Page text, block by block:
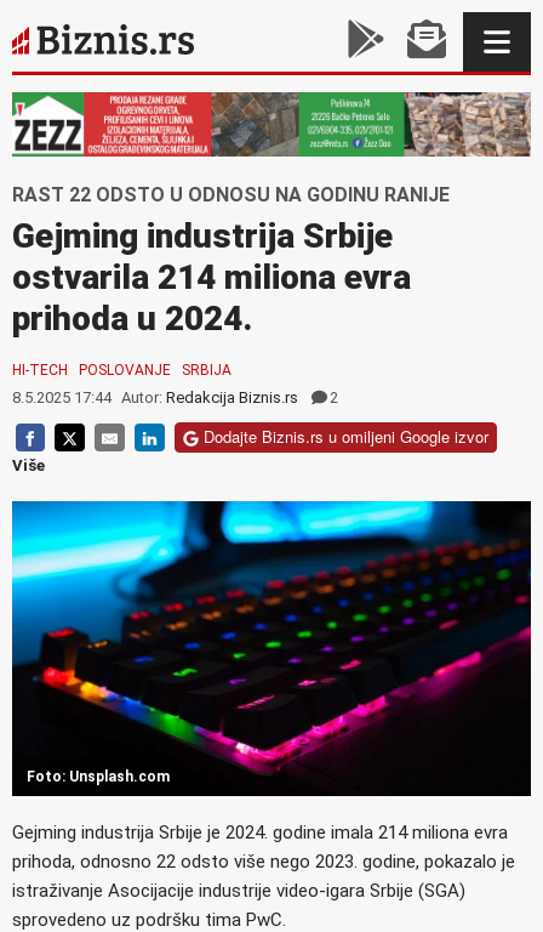
RAST 22 ODSTO U ODNOSU NA GODINU RANIJE
Gejming industrija Srbije
ostvarila 214 miliona evra
prihoda u 2024.
HI-TECH POSLOVANJE SRBIJA
8.5.2025 17:44 Autor: Redakcija Biznis.rs 2
Dodajte Biznis.rs u omiljeni Google izvor
Više
Foto: Unsplash.com
Gejming industrija Srbije je 2024. godine imala 214 miliona evra
prihoda, odnosno 22 odsto više nego 2023. godine, pokazalo je
istraživanje Asocijacije industrije video-igara Srbije (SGA)
sprovedeno uz podršku tima PwC.